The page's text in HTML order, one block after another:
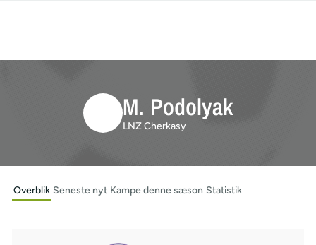
M. Podolyak
LNZ Cherkasy
Overblik Seneste nyt Kampe denne sæson Statistik